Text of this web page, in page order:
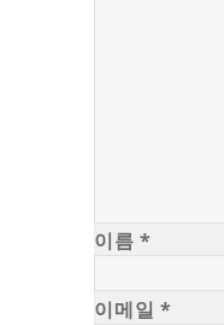
이름*
이메일 *